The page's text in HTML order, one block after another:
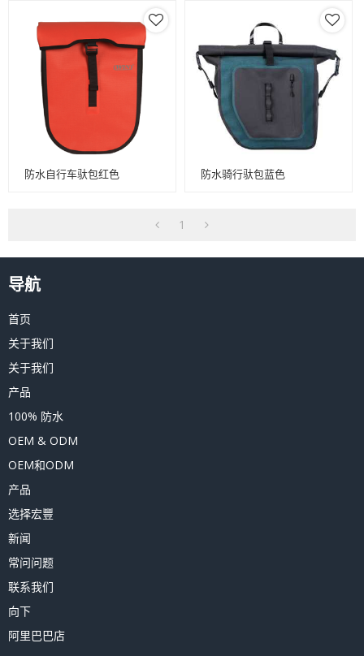
防水自行车驮包红色 防水骑行驮包蓝色
1
导航
首页
关于我们
关于我们
产品
100% 防水
OEM & ODM
OEM和ODM
产品
选择宏豐
新闻
常问问题
联系我们
向下
阿里巴巴店